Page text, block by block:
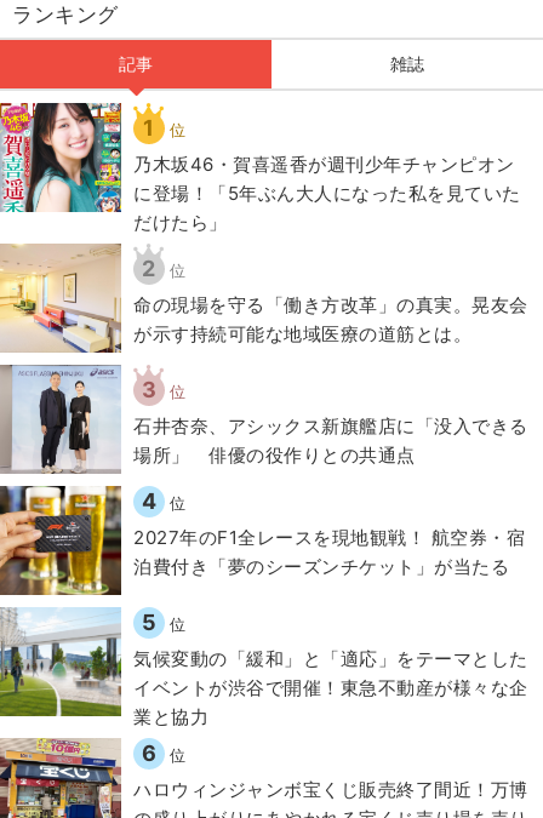
ランキング
記事 雑誌
1 位
乃木坂46・賀喜遥香が週刊少年チャンピオン
に登場！「5年ぶん大人になった私を見ていた
だけたら」
2 位
​命の現場を守る「働き方改革」の真実。晃友会
が示す持続可能な地域医療の道筋とは。
3 位
石井杏奈、アシックス新旗艦店に「没入できる
場所」 俳優の役作りとの共通点
4 位
2027年のF1全レースを現地観戦！ 航空券・宿
泊費付き「夢のシーズンチケット」が当たる
5 位
気候変動の「緩和」と「適応」をテーマとした
イベントが渋谷で開催！東急不動産が様々な企
業と協力
6 位
ハロウィンジャンボ宝くじ販売終了間近！万博